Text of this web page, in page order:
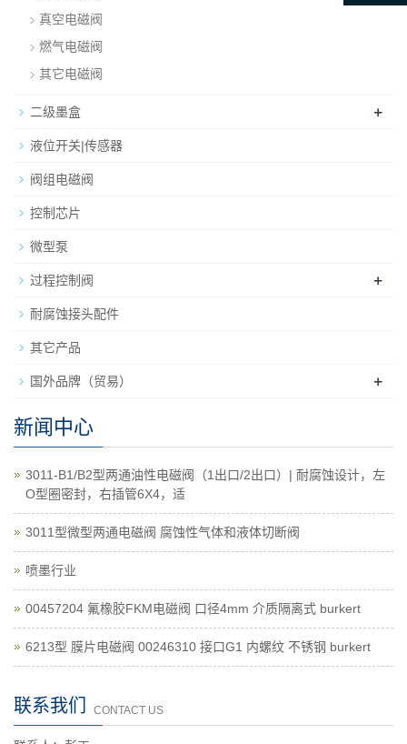
真空电磁阀
燃气电磁阀
其它电磁阀
二级墨盒 +
液位开关|传感器
阀组电磁阀
控制芯片
微型泵
过程控制阀 +
耐腐蚀接头配件
其它产品
国外品牌（贸易） +
新闻中心
3011-B1/B2型两通油性电磁阀（1出口/2出口）| 耐腐蚀设计，左
O型圈密封，右插管6X4，适
3011型微型两通电磁阀 腐蚀性气体和液体切断阀
喷墨行业
00457204 氟橡胶FKM电磁阀 口径4mm 介质隔离式 burkert
6213型 膜片电磁阀 00246310 接口G1 内螺纹 不锈钢 burkert
联系我们 CONTACT US